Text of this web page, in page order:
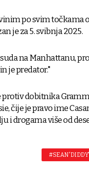
po svim točkama
je za 5. svibnja 2025.
na Manhattanu,
je predator."
protiv dobitnika
čije je pravo ime
i drogama više od
#SEAN